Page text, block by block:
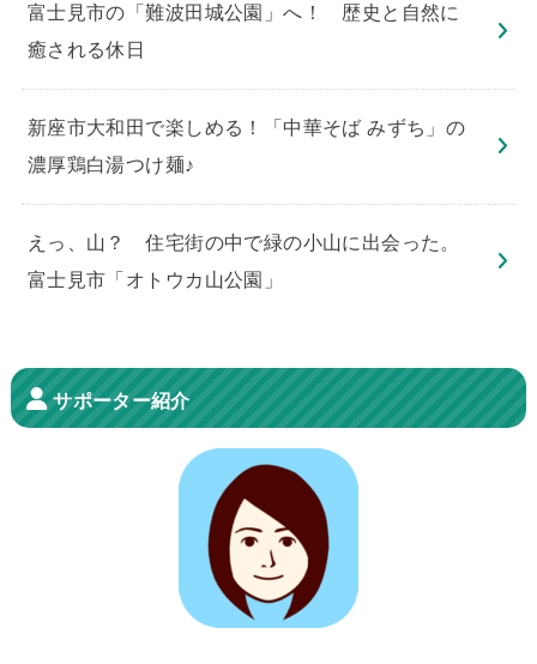
​富士見市の「難波田城公園」へ！ 歴史と自然に
癒される休日
新座市大和田で楽しめる！「中華そば みずち」の
濃厚鶏白湯つけ麺♪
えっ、山？ 住宅街の中で緑の小山に出会った。
富士見市「オトウカ山公園」
サポーター紹介